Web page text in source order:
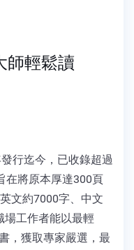
師輕鬆讀
行迄今，已收錄超過
在將原本厚達300頁
文約7000字、中文
場工作者能以最輕
，獲取專家嚴選，最